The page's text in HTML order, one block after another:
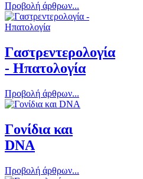
Προβολή άρθρων...
Γαστρεντερολογία
- Ηπατολογία
Προβολή άρθρων...
Γονίδια και
DNA
Προβολή άρθρων...